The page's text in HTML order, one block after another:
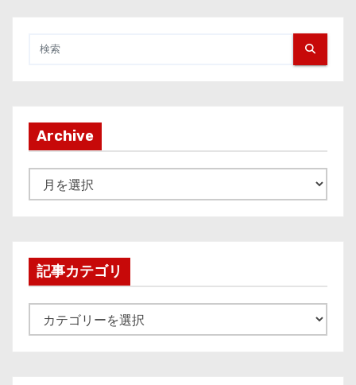
Archive
r
v
記事カテゴリ
事